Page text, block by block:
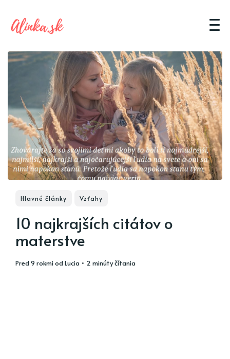
Hlavné články Vzťahy
10 najkrajších citátov o
materstve
pred 9 rokmiodLucia • 2 minúty čítania